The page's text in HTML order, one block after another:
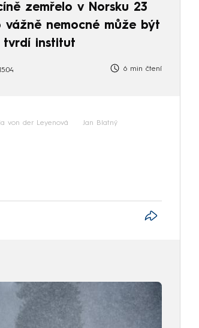
zemřelo v Norsku 23
vážně nemocné může být
tvrdí institut
6 min čtení
von der Leyenová Jan Blatný